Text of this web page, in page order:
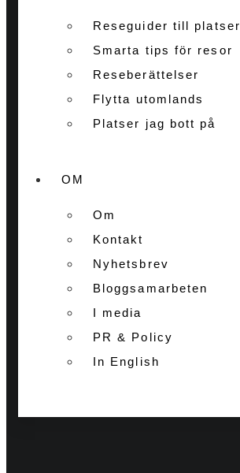
Reseguider till platser
Smarta tips för resor
Reseberättelser
Flytta utomlands
Platser jag bott på
OM
Om
Kontakt
Nyhetsbrev
Bloggsamarbeten
I media
PR & Policy
In English